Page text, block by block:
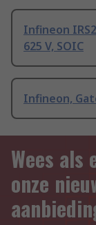
Infineon
625 V, SOIC
Infineon,
Wees als
onze